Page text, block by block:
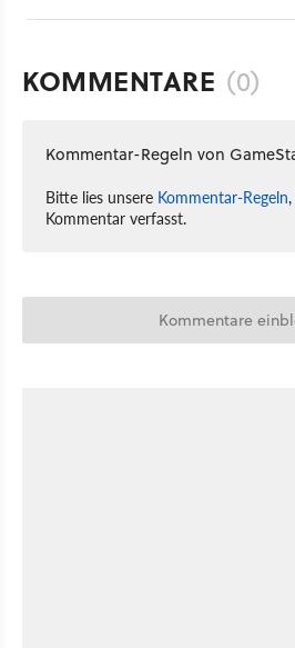
KOMMENTARE (0)
Kommentar-Regeln von
Bitte lies unsere Kommentar-Regeln
Kommentar verfasst.
Kommentare